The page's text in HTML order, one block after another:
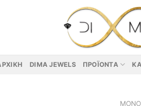
DIMA JEWELS ΠΡΟΪΌΝΤΑ